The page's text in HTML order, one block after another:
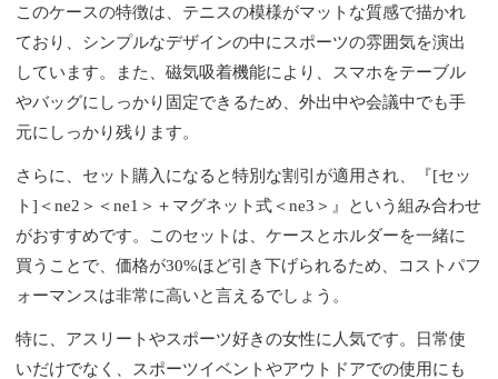
このケースの特徴は、テニスの模様がマットな質感で描かれ
ており、シンプルなデザインの中にスポーツの雰囲気を演出
しています。また、磁気吸着機能により、スマホをテーブル
やバッグにしっかり固定できるため、外出中や会議中でも手
元にしっかり残ります。
さらに、セット購入になると特別な割引が適用され、『[セッ
ト]＜ne2＞＜ne1＞＋マグネット式＜ne3＞』という組み合わせ
がおすすめです。このセットは、ケースとホルダーを一緒に
買うことで、価格が30%ほど引き下げられるため、コストパフ
ォーマンスは非常に高いと言えるでしょう。
特に、アスリートやスポーツ好きの女性に人気です。日常使
いだけでなく、スポーツイベントやアウトドアでの使用にも